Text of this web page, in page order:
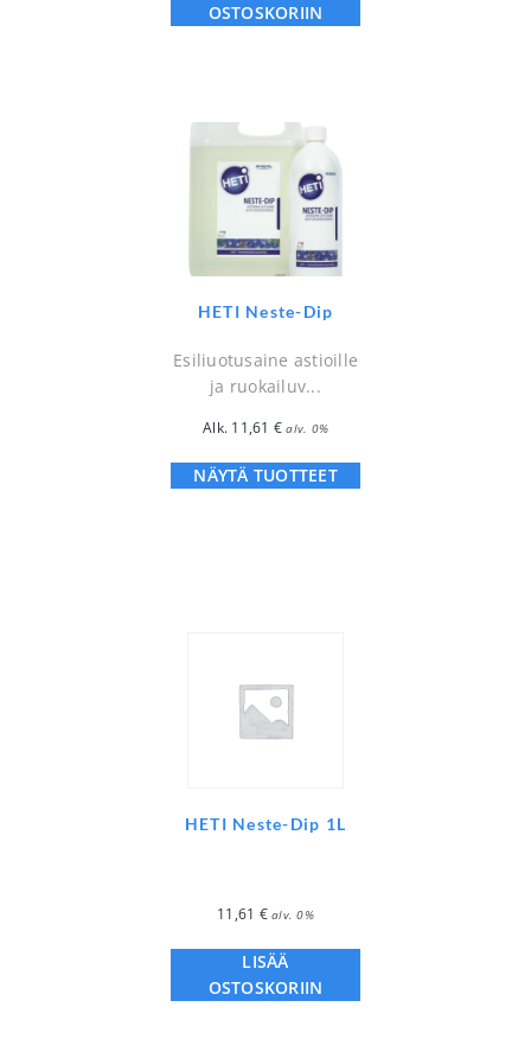
OSTOSKORIIN
HETI Neste-Dip
Esiliuotusaine astioille
ja ruokailuv...
Alk. 11,61 € alv. 0%
NÄYTÄ TUOTTEET
HETI Neste-Dip 1L
11,61 € alv. 0%
LISÄÄ
OSTOSKORIIN